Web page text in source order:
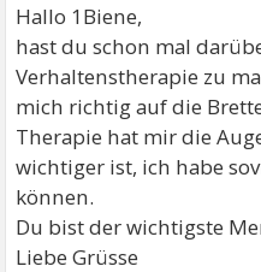
Hallo 1Biene,
hast du schon mal
Verhaltenstherapie zu
mich richtig auf die
Therapie hat mir die
wichtiger ist, ich habe
können.
Du bist der wichtigste
Liebe Grüsse